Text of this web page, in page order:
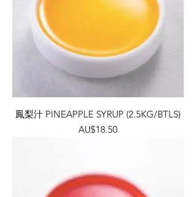
鳳梨汁 PINEAPPLE SYRUP (2.5KG/BTLS)
價格
AU$18.50